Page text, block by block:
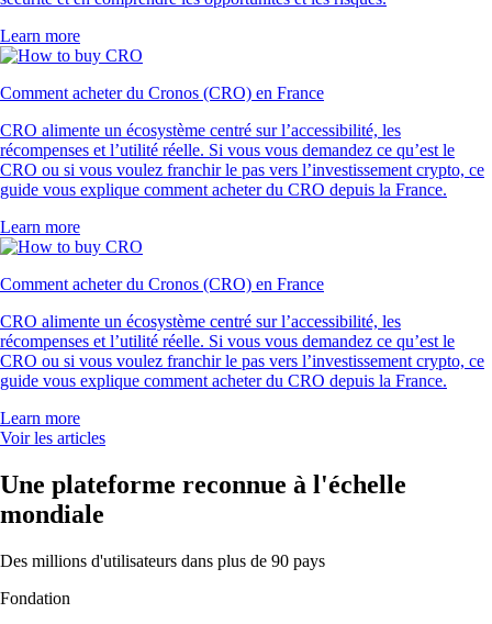
Learn more
Comment acheter du Cronos (CRO) en France
CRO alimente un écosystème centré sur l’accessibilité, les
récompenses et l’utilité réelle. Si vous vous demandez ce qu’est le
CRO ou si vous voulez franchir le pas vers l’investissement crypto, ce
guide vous explique comment acheter du CRO depuis la France.
Learn more
Comment acheter du Cronos (CRO) en France
CRO alimente un écosystème centré sur l’accessibilité, les
récompenses et l’utilité réelle. Si vous vous demandez ce qu’est le
CRO ou si vous voulez franchir le pas vers l’investissement crypto, ce
guide vous explique comment acheter du CRO depuis la France.
Learn more
Voir les articles
Une plateforme reconnue à l'échelle
mondiale
Des millions d'utilisateurs dans plus de 90 pays
Fondation